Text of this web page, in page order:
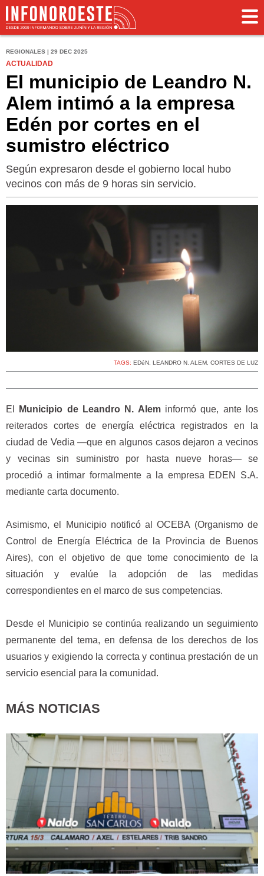
REGIONALES | 29 DEC 2025
ACTUALIDAD
El municipio de Leandro N.
Alem intimó a la empresa
Edén por cortes en el
sumistro eléctrico
Según expresaron desde el gobierno local hubo
vecinos con más de 9 horas sin servicio.
TAGS: EDéN, LEANDRO N. ALEM, CORTES DE LUZ
El Municipio de Leandro N. Aleminformó que, ante los
reiterados cortes de energía eléctrica registrados en la
ciudad de Vedia —que en algunos casos dejaron a vecinos
y vecinas sin suministro por hasta nueve horas— se
procedió a intimar formalmente a la empresa EDEN S.A.
mediante carta documento.
Asimismo, el Municipio notificó al OCEBA (Organismo de
Control de Energía Eléctrica de la Provincia de Buenos
Aires), con el objetivo de que tome conocimiento de la
situación y evalúe la adopción de las medidas
correspondientes en el marco de sus competencias.
Desde el Municipio se continúa realizando un seguimiento
permanente del tema, en defensa de los derechos de los
usuarios y exigiendo la correcta y continua prestación de un
servicio esencial para la comunidad.
MÁS NOTICIAS